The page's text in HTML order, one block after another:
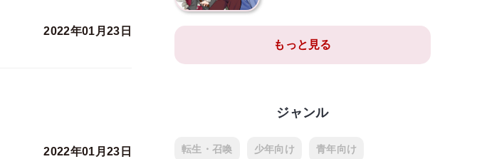
2022年01月23日
2022年01月23日
もっと見る
ジャンル
転生・召喚 少年向け 青年向け